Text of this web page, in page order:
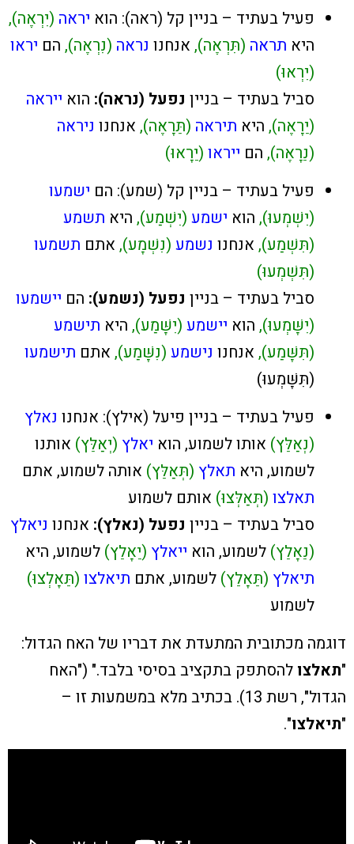
פעיל בעתיד – בניין קל (ראה): הוא יראה (יִרְאֶה),
היא תראה (תִּרְאֶה), אנחנו נראה (נִרְאֶה), הם יראו
(יִרְאוּ)
סביל בעתיד – בניין נפעל (נראה): הוא ייראה
(יֵרָאֶה), היא תיראה (תֵּרָאֶה), אנחנו ניראה
(נֵרָאֶה), הם ייראו (יֵרָאוּ)
פעיל בעתיד – בניין קל (שמע): הם ישמעו
(יִשְׁמְעוּ), הוא ישמע (יִשְׁמַע), היא תשמע
(תִּשְׁמַע), אנחנו נשמע (נִשְׁמָע), אתם תשמעו
(תִּשְׁמְעוּ)
סביל בעתיד – בניין נפעל (נשמע): הם יישמעו
(יִשָּׁמְעוּ), הוא יישמע (יִשָּׁמַע), היא תישמע
(תִּשָּׁמַע), אנחנו נישמע (נִשָּׁמַע), אתם תישמעו
(תִּשָּׁמְעוּ)
פעיל בעתיד – בניין פיעל (אילץ): אנחנו נאלץ
(נְאַלֵּץ) אותו לשמוע, הוא יאלץ (יְאַלֵּץ) אותנו
לשמוע, היא תאלץ (תְּאַלֵּץ) אותה לשמוע, אתם
תאלצו (תְּאַלְּצוּ) אותם לשמוע
סביל בעתיד – בניין נפעל (נאלץ): אנחנו ניאלץ
(נֵאָלֵץ) לשמוע, הוא ייאלץ (יֵאָלֵץ) לשמוע, היא
תיאלץ (תֵּאָלֵץ) לשמוע, אתם תיאלצו (תֵּאָלְצוּ)
לשמוע
דוגמה מכתובית המתעדת את דבריו של האח הגדול:
"תאלצו להסתפק בתקציב בסיסי בלבד." ("האח
הגדול", רשת 13). בכתיב מלא במשמעות זו –
"תיאלצו".